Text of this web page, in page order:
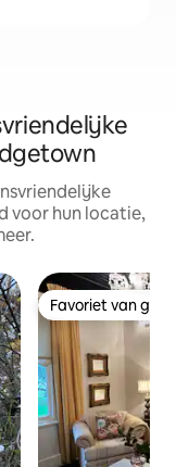
voor hun locatie,
Favoriet van
Favoriet van